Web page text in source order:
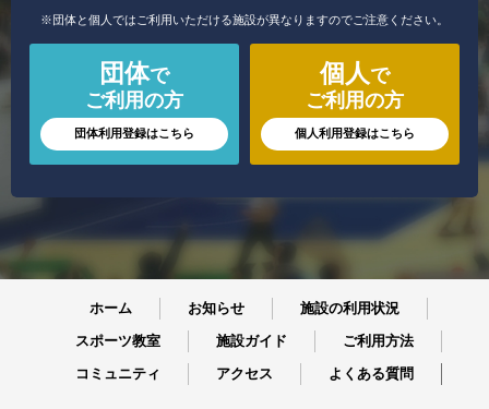
※団体と個人ではご利用いただける施設が異なりますのでご注意ください。
団体で
ご利用の方
団体利用登録はこちら
個人 で
ご利用の方
個人利用登録はこちら
ホーム お知らせ
施設の利用状況
スポーツ教室
施設ガイド
ご利用方法
コミュニティ
アクセス よくある質問